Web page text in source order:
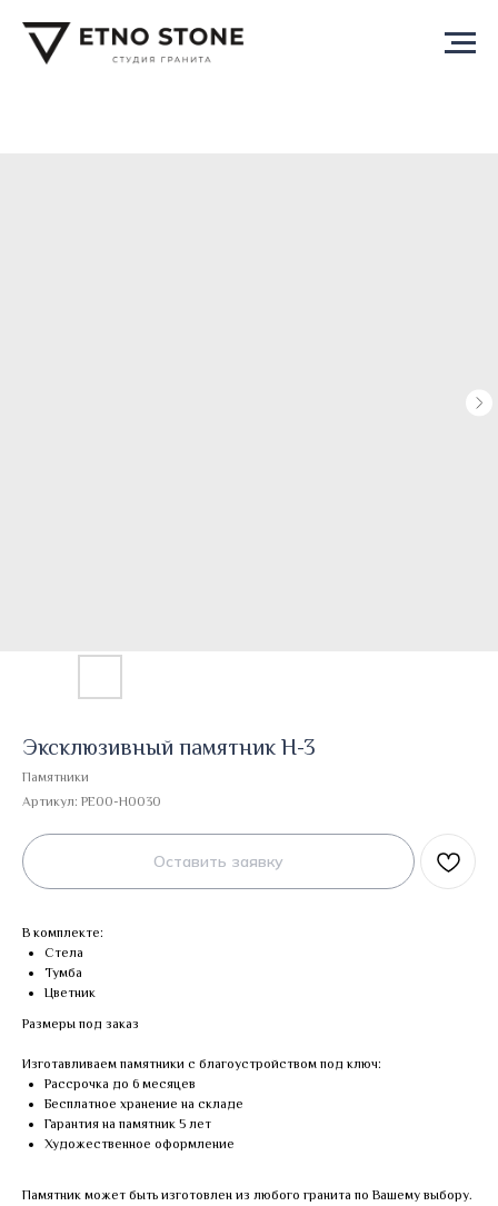
Эксклюзивный памятник Н-3
Памятники
Артикул: PE00-H0030
Оставить заявку
В комплекте:
Стела
Тумба
Цветник
Размеры под заказ
Изготавливаем памятники с благоустройством под ключ:
Рассрочка до 6 месяцев
Бесплатное хранение на складе
Гарантия на памятник 5 лет
Художественное оформление
Памятник может быть изготовлен из любого гранита по Вашему выбору.